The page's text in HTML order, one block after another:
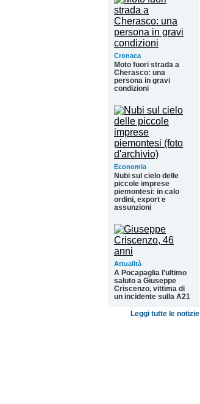
Cronaca
Moto fuori strada a
Cherasco: una
persona in gravi
condizioni
Economia
Nubi sul cielo delle
piccole imprese
piemontesi: in calo
ordini, export e
assunzioni
Attualità
A Pocapaglia l’ultimo
saluto a Giuseppe
Criscenzo, vittima di
un incidente sulla A21
Leggi tutte le notizie